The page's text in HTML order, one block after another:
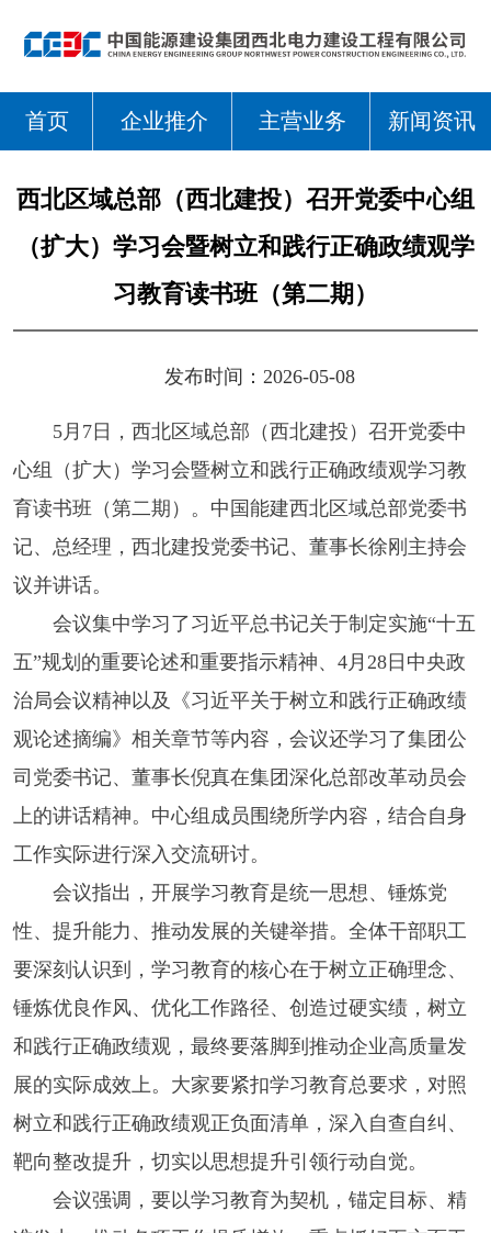
首页 企业推介 主营业务 新闻资讯
西北区域总部（西北建投）召开党委中心组
（扩大）学习会暨树立和践行正确政绩观学
习教育读书班（第二期）
发布时间：2026-05-08
5月7日，西北区域总部（西北建投）召开党委中
心组（扩大）学习会暨树立和践行正确政绩观学习教
育读书班（第二期）。中国能建西北区域总部党委书
记、总经理，西北建投党委书记、董事长徐刚主持会
议并讲话。
会议集中学习了习近平总书记关于制定实施“十五
五”规划的重要论述和重要指示精神、4月28日中央政
治局会议精神以及《习近平关于树立和践行正确政绩
观论述摘编》相关章节等内容，会议还学习了集团公
司党委书记、董事长倪真在集团深化总部改革动员会
上的讲话精神。中心组成员围绕所学内容，结合自身
工作实际进行深入交流研讨。
会议指出，开展学习教育是统一思想、锤炼党
性、提升能力、推动发展的关键举措。全体干部职工
要深刻认识到，学习教育的核心在于树立正确理念、
锤炼优良作风、优化工作路径、创造过硬实绩，树立
和践行正确政绩观，最终要落脚到推动企业高质量发
展的实际成效上。大家要紧扣学习教育总要求，对照
树立和践行正确政绩观正负面清单，深入自查自纠、
靶向整改提升，切实以思想提升引领行动自觉。
会议强调，要以学习教育为契机，锚定目标、精